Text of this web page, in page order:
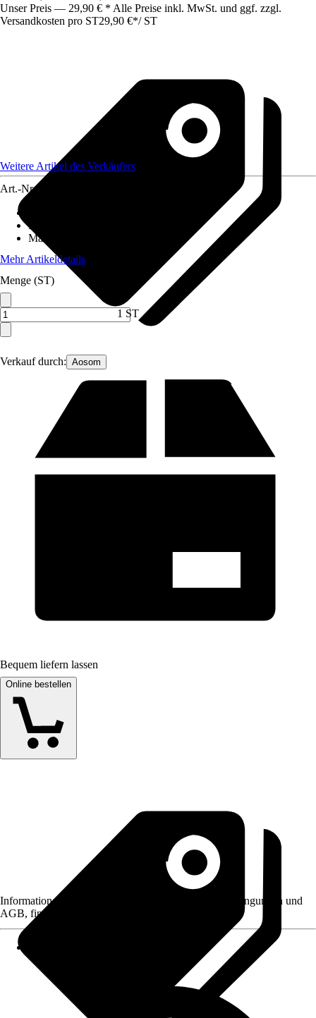
Unser Preis — 29,90 € * Alle Preise inkl. MwSt. und ggf. zzgl.
Versandkosten pro ST29,90 €*/ ST
Verkauf durch: Aosom
Weitere Artikel des Verkäufers
Art.-Nr.
Funktionen
Material
Mehr Artikeldetails
Menge (ST)
1 ST
Bequem liefern lassen
Online bestellen
Informationen des Verkäufers, wie z. B. Rückgabebedingungen und
AGB, finden Sie bei Klick auf den Verkäufernamen.